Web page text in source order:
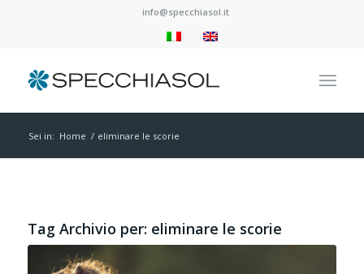
info@specchiasol.it
Sei in: Home / eliminare le scorie
Tag Archivio per: eliminare le scorie